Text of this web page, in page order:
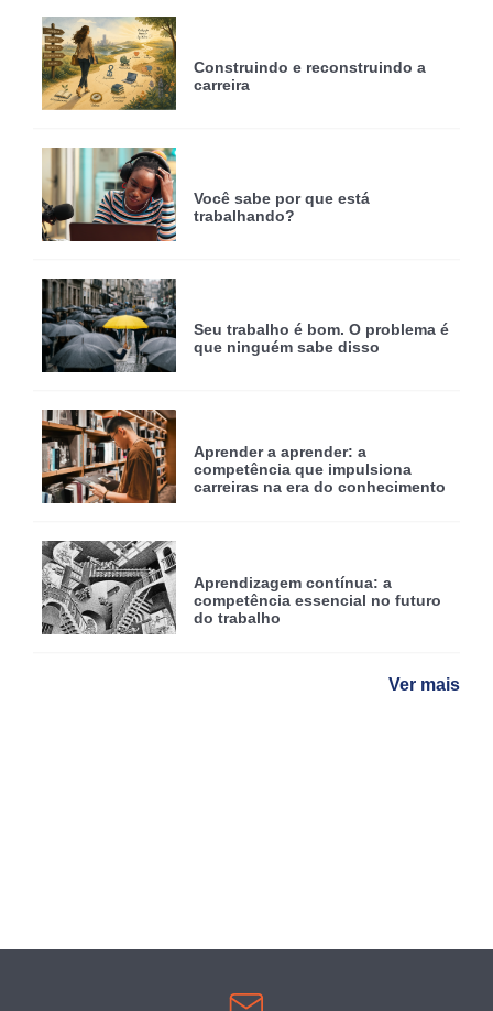
Construindo e reconstruindo a
carreira
Você sabe por que está
trabalhando?
Seu trabalho é bom. O problema é
que ninguém sabe disso
Aprender a aprender: a
competência que impulsiona
carreiras na era do conhecimento
Aprendizagem contínua: a
competência essencial no futuro
do trabalho
Ver mais